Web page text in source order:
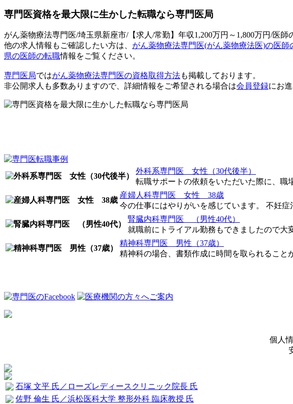
専門医資格を最大限に生かした転職なら専門医局
がん薬物療法専門医/埼玉県新座市/【求人/常勤】年収1,200万円～1,800万円/医師
他の求人情報もご確認したい方は、 がん薬物療法専門医(がん薬物療法医)の医師
県の医師の転職情報をご覧ください。
専門医局ではがん薬物療法専門医の資格取得方法も掲載しております。
非公開求人も多数ありますので、詳細情報をご希望される場合は会員登録にお
外科系専門医 女性（30代後半）
転職サポートの依頼をいただいた際に、職
産婦人科専門医 女性 38歳
今の仕事にはやりがいを感じています。 不妊症
腎臓内科専門医 （男性40代）
就職前にトライアル勤務もできましたので大
精神科専門医 男性（37歳）
精神科の場合、書類作成に時間を取られること
個人
石塚 文平 氏／ローズレディースクリニック院長 氏
佐野 倫生 氏／浜松医科大学 整形外科 臨床教授 氏